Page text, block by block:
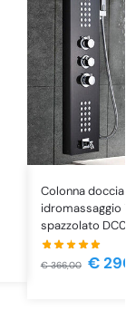
Colonna
idromassaggio
spazzolato
€366,00 €